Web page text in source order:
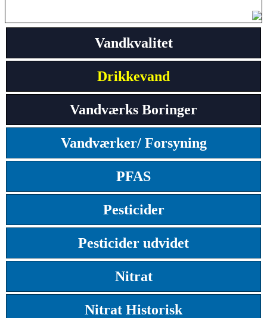
Vandkvalitet
Drikkevand
Vandværks Boringer
Vandværker/ Forsyning
PFAS
Pesticider
Pesticider udvidet
Nitrat
Nitrat Historisk